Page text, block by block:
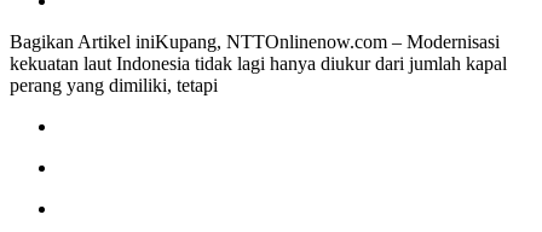
Bagikan Artikel iniKupang, NTTOnlinenow.com – Modernisasi
kekuatan laut Indonesia tidak lagi hanya diukur dari jumlah kapal
perang yang dimiliki, tetapi